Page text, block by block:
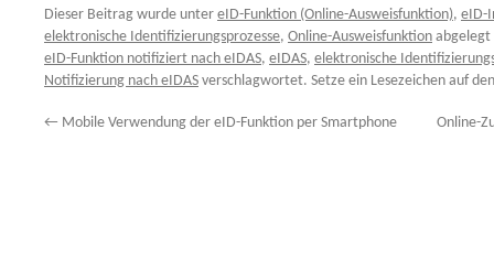
Dieser Beitrag wurde unter eID-Funktion (Online-Ausweisfunktion), eID-
elektronische Identifizierungsprozesse, Online-Ausweisfunktion
eID-Funktion notifiziert nach eIDAS, eIDAS, elektronische
Notifizierung nach eIDAS verschlagwortet. Setze ein Lesezeichen auf
← Mobile Verwendung der eID-Funktion per Smartphone Online-